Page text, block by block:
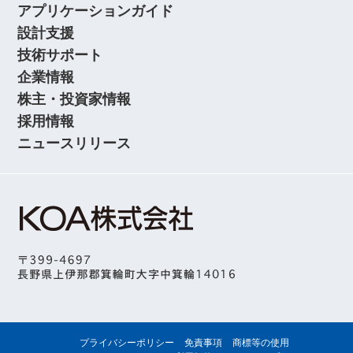
アプリケーションガイド
設計支援
技術サポート
企業情報
株主・投資家情報
採用情報
ニュースリリース
プライバシーポリシー 免責事項
商標等の使用